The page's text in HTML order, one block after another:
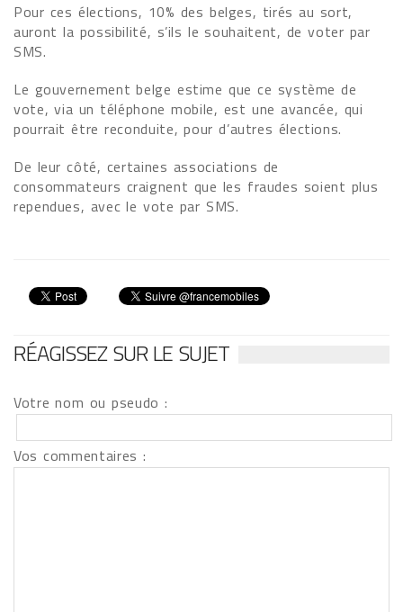
Pour ces élections, 10% des belges, tirés au sort,
auront la possibilité, s’ils le souhaitent, de voter par
SMS.
Le gouvernement belge estime que ce système de
vote, via un téléphone mobile, est une avancée, qui
pourrait être reconduite, pour d’autres élections.
De leur côté, certaines associations de
consommateurs craignent que les fraudes soient plus
rependues, avec le vote par SMS.
RÉAGISSEZ SUR LE SUJET
Votre nom ou pseudo :
Vos commentaires :